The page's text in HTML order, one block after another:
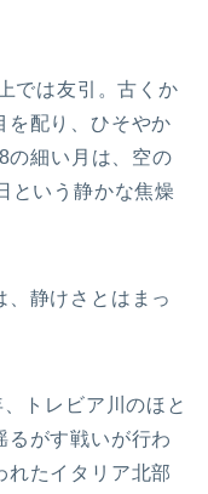
では友引。古くか
を配り、ひそやか
の細い月は、空の
という静かな焦燥
、静けさとはまっ
トレビア川のほと
るがす戦いが行わ
れたイタリア北部